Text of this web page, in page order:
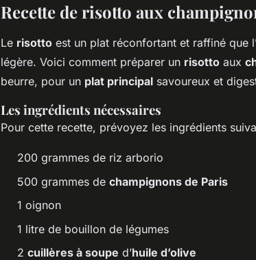
Recette de risotto aux
Le risotto est un plat réconfortant et raffiné que
légère. Voici comment préparer un risotto aux
beurre, pour un plat principal savoureux et
Les ingrédients nécessaires
Pour cette recette, prévoyez les ingrédients
200 grammes de riz arborio
500 grammes de champignons de Paris
1 oignon
1 litre de bouillon de légumes
2 cuillères à soupe d’huile d’olive